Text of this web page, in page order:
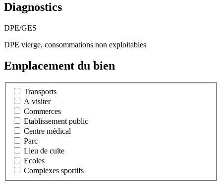
Diagnostics
DPE/GES
DPE vierge, consommations non exploitables
Emplacement du bien
Transports
A visiter
Commerces
Etablissement public
Centre médical
Parc
Lieu de culte
Ecoles
Complexes sportifs